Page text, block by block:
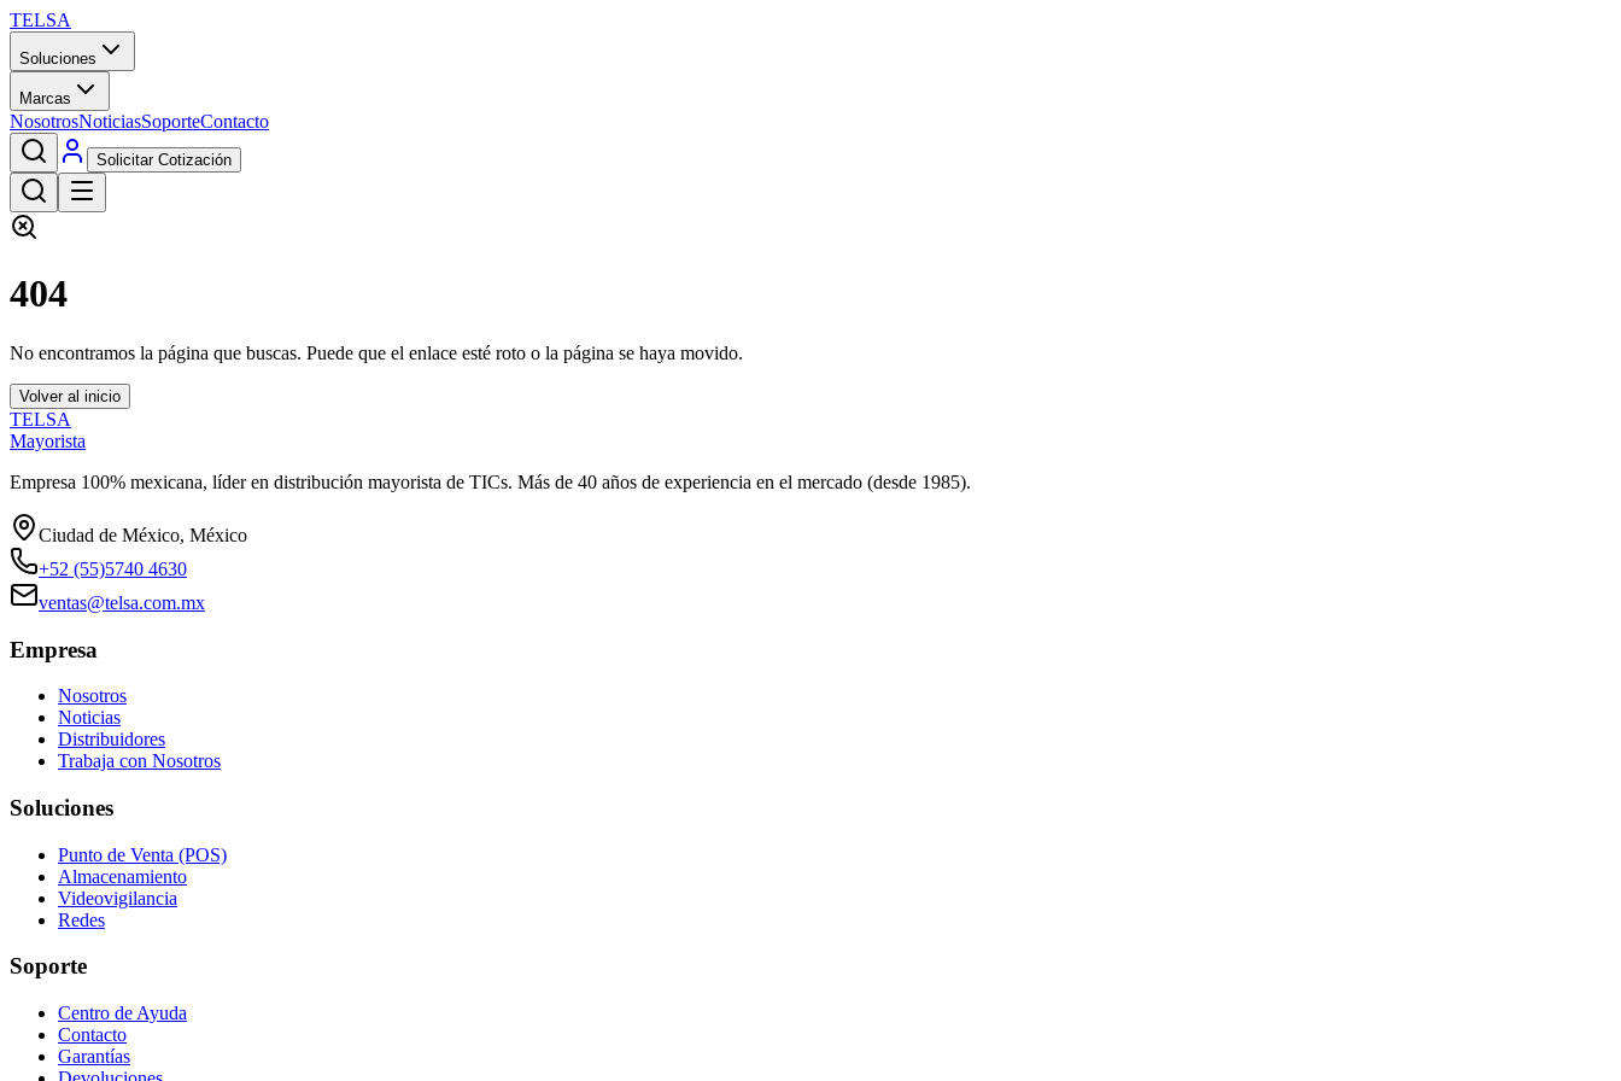
TELSA
Soluciones
Marcas
NosotrosNoticiasSoporteContacto
Solicitar Cotización
404
No encontramos la página que buscas. Puede que el enlace esté roto o la página se haya movido.
Volver al inicio
TELSA
Mayorista
Empresa 100% mexicana, líder en distribución mayorista de TICs. Más de 40 años de experiencia en el mercado (desde 1985).
Ciudad de México, México
+52 (55)5740 4630
ventas@telsa.com.mx
Empresa
Nosotros
Noticias
Distribuidores
Trabaja con Nosotros
Soluciones
Punto de Venta (POS)
Almacenamiento
Videovigilancia
Redes
Soporte
Centro de Ayuda
Contacto
Garantías